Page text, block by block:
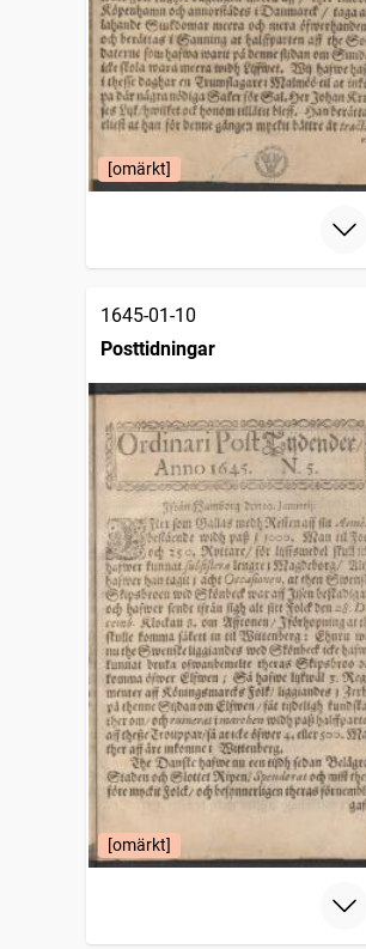
[omärkt]
1645-01-10
Posttidningar
[omärkt]